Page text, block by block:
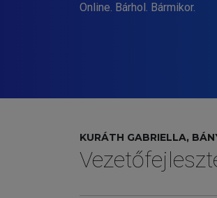
Online. Bárhol. Bármikor.
KURÁTH GABRIELLA,